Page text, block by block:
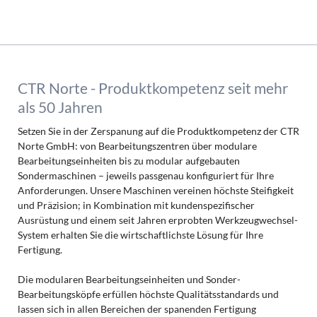
CTR Norte - Produktkompetenz seit mehr
als 50 Jahren
Setzen Sie in der Zerspanung auf die Produktkompetenz der CTR
Norte GmbH: von Bearbeitungszentren über modulare
Bearbeitungseinheiten bis zu modular aufgebauten
Sondermaschinen – jeweils passgenau konfiguriert für Ihre
Anforderungen. Unsere Maschinen vereinen höchste Steifigkeit
und Präzision; in Kombination mit kundenspezifischer
Ausrüstung und einem seit Jahren erprobten Werkzeugwechsel-
System erhalten Sie die wirtschaftlichste Lösung für Ihre
Fertigung.
Die modularen Bearbeitungseinheiten und Sonder-
Bearbeitungsköpfe erfüllen höchste Qualitätsstandards und
lassen sich in allen Bereichen der spanenden Fertigung